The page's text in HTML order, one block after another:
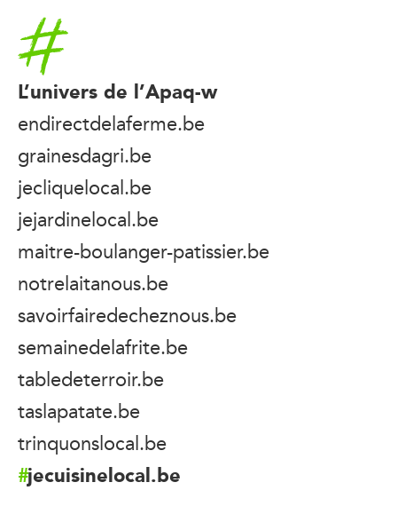
Accueil
L’univers de l’Apaq-w
endirectdelaferme.be
grainesdagri.be
jecliquelocal.be
jejardinelocal.be
maitre-boulanger-patissier.be
notrelaitanous.be
savoirfairedecheznous.be
semainedelafrite.be
tabledeterroir.be
taslapatate.be
trinquonslocal.be
jecuisinelocal.be